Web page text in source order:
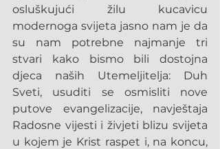
osluškujući žilu kucavicu
modernoga svijeta jasno nam je da
su nam potrebne najmanje tri
stvari kako bismo bili dostojna
djeca naših Utemeljitelja: Duh
Sveti, usuditi se osmisliti nove
putove evangelizacije, navještaja
Radosne vijesti i živjeti blizu svijeta
u kojem je Krist raspet i, na koncu,